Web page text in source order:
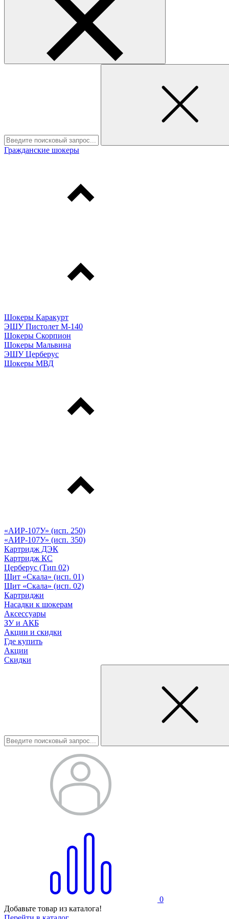
Гражданские шокеры
Шокеры Каракурт
ЭШУ Пистолет М-140
Шокеры Скорпион
Шокеры Мальвина
ЭШУ Церберус
Шокеры МВД
«АИР-107У» (исп. 250)
«АИР-107У» (исп. 350)
Картридж ДЭК
Картридж КС
Церберус (Тип 02)
Щит «Скала» (исп. 01)
Щит «Скала» (исп. 02)
Картриджи
Насадки к шокерам
Аксессуары
ЗУ и АКБ
Акции и скидки
Где купить
Акции
Скидки
0
Добавьте товар из каталога!